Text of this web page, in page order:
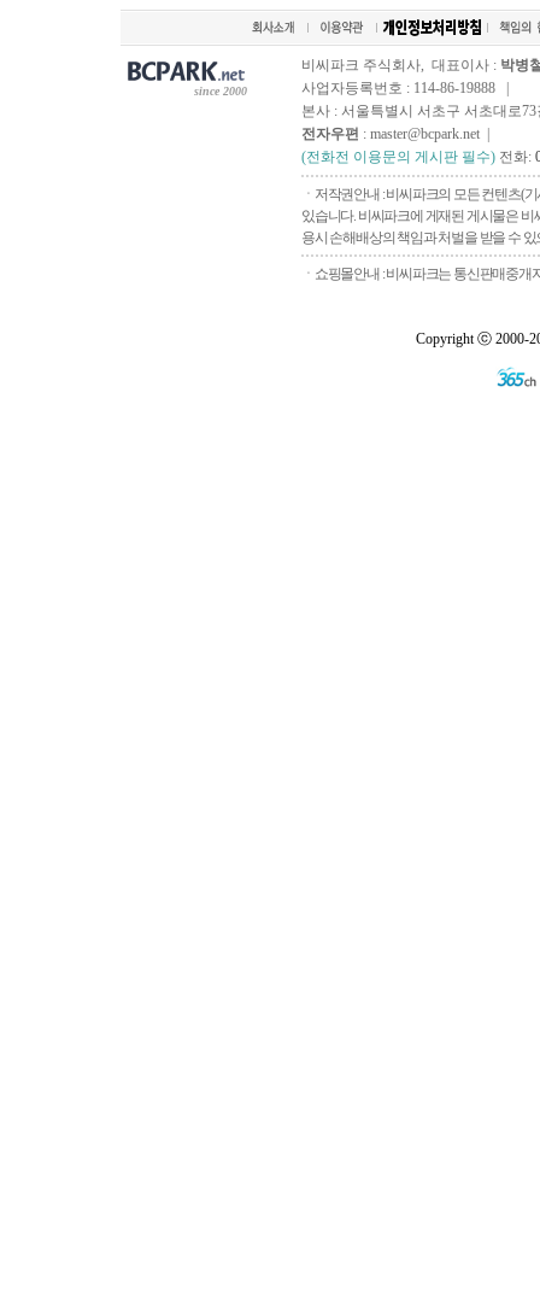
since 2000
비씨파크 주식회사, 대표이사 : 박병
사업자등록번호 : 114-86-19888 |
본사 : 서울특별시 서초구 서초대로73
전자우편 : master@bcpark.net |
(전화전 이용문의 게시판 필수) 전화:
ㆍ저작권안내 : 비씨파크의 모든 컨텐츠(
있습니다. 비씨파크에 게재된 게시물은
용시 손해배상의 책임과 처벌을 받을 수
ㆍ쇼핑몰안내 : 비씨파크는 통신판매중개
Copyright ⓒ 2000-